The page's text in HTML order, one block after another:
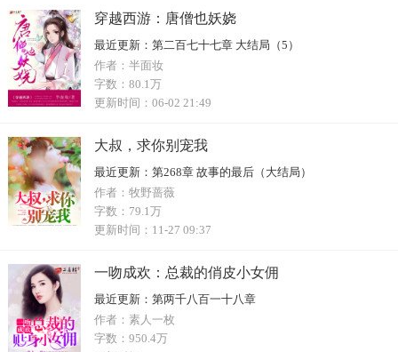
穿越西游：唐僧也妖娆
最近更新： 第二百七十七章 大结局（5）
作者： 半面妆
字数： 80.1万
更新时间： 06-02 21:49
大叔，求你别宠我
最近更新： 第268章 故事的最后（大结局）
作者： 牧野蔷薇
字数： 79.1万
更新时间： 11-27 09:37
一吻成欢：总裁的俏皮小女佣
最近更新： 第两千八百一十八章
作者： 素人一枚
字数： 950.4万